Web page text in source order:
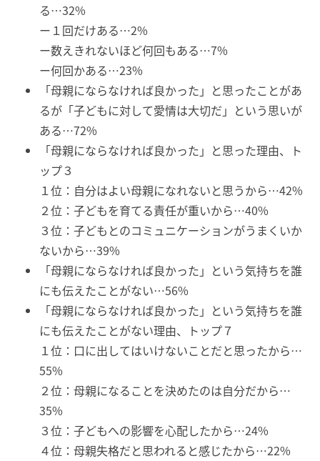
る…32%
ー１回だけある…2%
ー数えきれないほど何回もある…7%
ー何回かある…23%
「母親にならなければ良かった」と思ったことがあ
るが「子どもに対して愛情は大切だ」という思いが
ある…72%
「母親にならなければ良かった」と思った理由、ト
ップ３
１位：自分はよい母親になれないと思うから…42%
２位：子どもを育てる責任が重いから…40%
３位：子どもとのコミュニケーションがうまくいか
ないから…39%
「母親にならなければ良かった」という気持ちを誰
にも伝えたことがない…56%
「母親にならなければ良かった」という気持ちを誰
にも伝えたことがない理由、トップ７
１位：口に出してはいけないことだと思ったから…
55%
２位：母親になることを決めたのは自分だから…
35%
３位：子どもへの影響を心配したから…24%
４位：母親失格だと思われると感じたから…22%